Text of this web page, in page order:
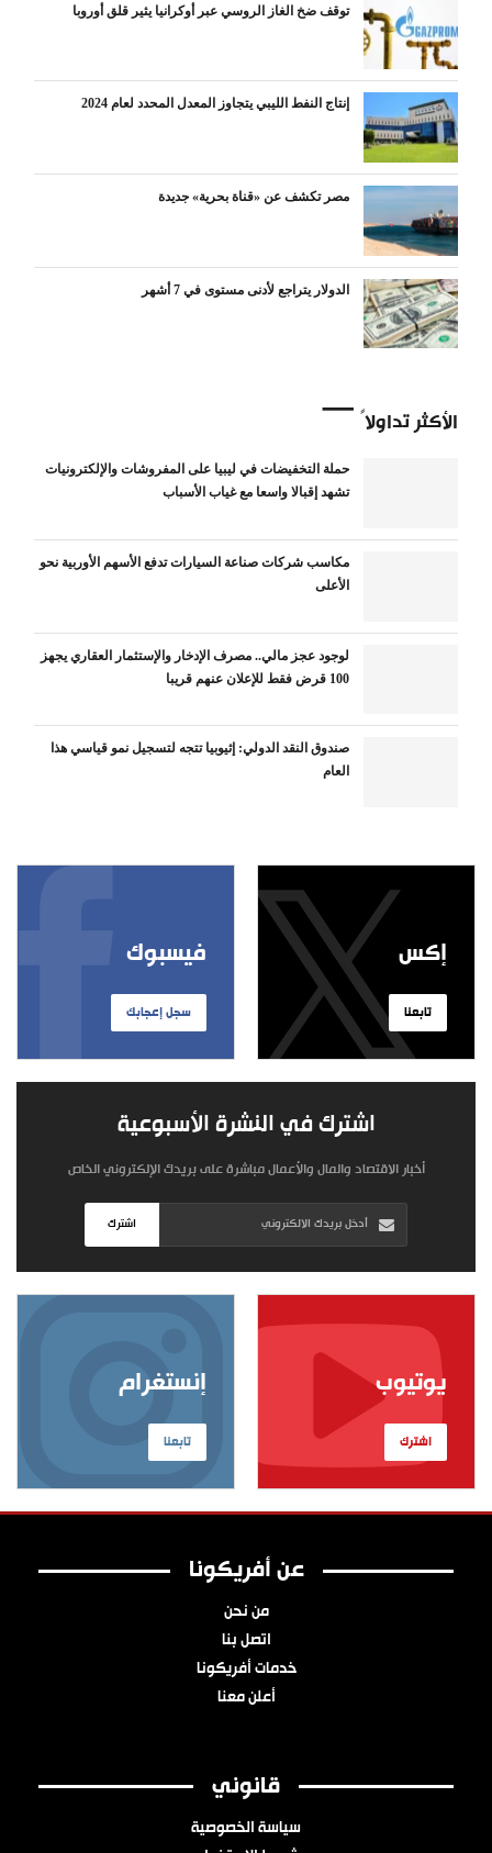
توقف ضخ الغاز الروسي عبر أوكرانيا يثير قلق أوروبا
إنتاج النفط الليبي يتجاوز المعدل المحدد لعام 2024
مصر تكشف عن «قناة بحرية» جديدة
الدولار يتراجع لأدنى مستوى في 7 أشهر
الأكثر تداولاً
حملة التخفيضات في ليبيا على المفروشات والإلكترونيات
تشهد إقبالا واسعا مع غياب الأسباب
مكاسب شركات صناعة السيارات تدفع الأسهم الأوربية نحو
الأعلى
لوجود عجز مالي.. مصرف الإدخار والإستثمار العقاري يجهز
100 قرض فقط للإعلان عنهم قريبا
صندوق النقد الدولي: إثيوبيا تتجه لتسجيل نمو قياسي هذا
العام
فيسبوك
سجل إعجابك
إكس
تابعنا
اشترك في النشرة الأسبوعية
أخبار الاقتصاد والمال والأعمال مباشرة على بريدك الإلكتروني الخاص
اشترك
إنستغرام
تابعنا
يوتيوب
اشترك
عن أفريكونا
من نحن
اتصل بنا
خدمات أفريكونا
أعلن معنا
قانوني
سياسة الخصوصية